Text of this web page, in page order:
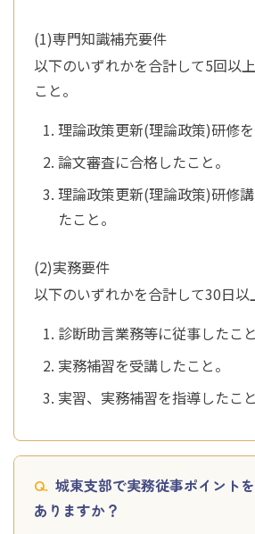
(1)専門知識補充要件
以下のいずれかを合計して5回以
こと。
理論政策更新(理論政策)研修を
論文審査に合格したこと。
理論政策更新(理論政策)研修
たこと。
(2)実務要件
以下のいずれかを合計して30日以
診断助言業務等に従事したこと
実務補習を受講したこと。
実習、実務補習を指導したこと
城東支部で実務従事ポイント
ありますか？